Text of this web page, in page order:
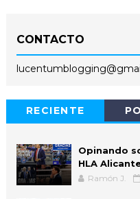
CONTACTO
RECIENTE
Opinando
HLA
Ramón J.